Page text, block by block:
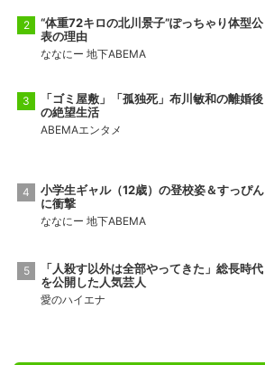
“体重72キロの北川景子”ぽっちゃり体型公
表の理由
ななにー 地下ABEMA
「ゴミ屋敷」「孤独死」布川敏和の離婚後
の絶望生活
ABEMAエンタメ
小学生ギャル（12歳）の登校姿＆すっぴん
に衝撃
ななにー 地下ABEMA
「人殺す以外は全部やってきた」総長時代
を公開した人気芸人
愛のハイエナ